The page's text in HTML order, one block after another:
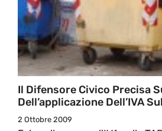
Il Difensore Civico Precisa
Dell’applicazione Dell’IVA
2 Ottobre 2009